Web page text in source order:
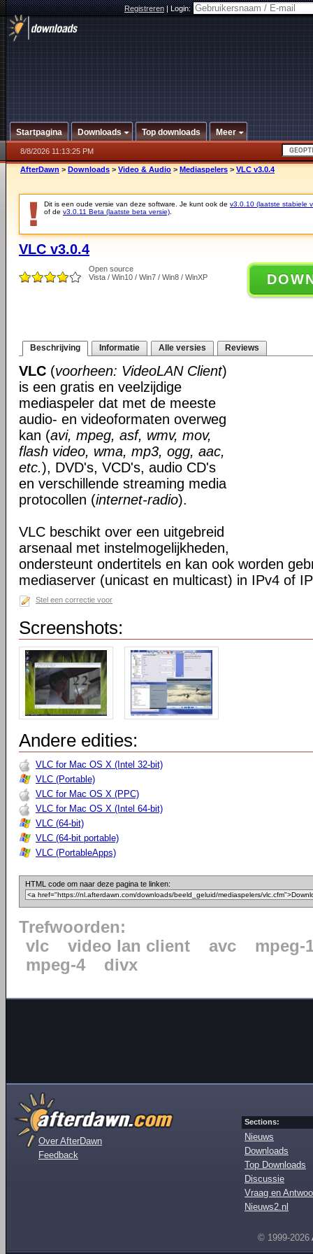
Registreren|Login:
Startpagina Downloads Top downloads Meer
8/8/2026 11:13:25 PM
AfterDawn > Downloads > Video & Audio > Mediaspelers > VLC v3.0.4
Dit is een oude versie van deze software. Je kunt ook de v3.0.10 (laatste stabiele
of de v3.0.11 Beta (laatste beta versie)
VLC v3.0.4
Open source
Vista / Win10 / Win7 / Win8 / WinXP
Beschrijving Informatie Alle versies Reviews
VLC (voorheen: VideoLAN Client)
is een gratis en veelzijdige
mediaspeler dat met de meeste
audio- en videoformaten overweg
kan (avi, mpeg, asf, wmv, mov,
flash video, wma, mp3, ogg, aac,
etc.), DVD's, VCD's, audio CD's
en verschillende streaming media
protocollen (internet-radio).
VLC beschikt over een uitgebreid
arsenaal met instelmogelijkheden,
ondersteunt ondertitels en kan ook worden
mediaserver (unicast en multicast) in IPv4 of
Stel een correctie voor
Screenshots:
Andere edities:
VLC for Mac OS X (Intel 32-bit)
VLC (Portable)
VLC for Mac OS X (PPC)
VLC for Mac OS X (Intel 64-bit)
VLC (64-bit)
VLC (64-bit portable)
VLC (PortableApps)
HTML code om naar deze pagina te linken:
Trefwoorden:
vlc
video lan client avc
mpeg-
mpeg-4
divx
Over AfterDawn
Feedback
Sections:
Nieuws
Downloads
Top Downloads
Discussie
Vraag en
Nieuws2.nl
© 1999-2026